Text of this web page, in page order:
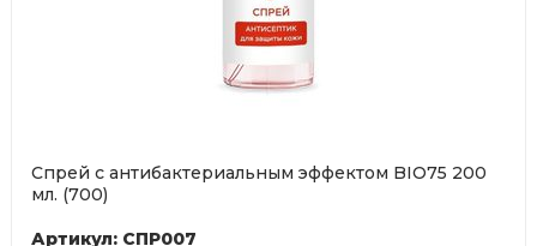
Спрей с антибактериальным эффектом BIO75 200
мл. (700)
Артикул: СПР007